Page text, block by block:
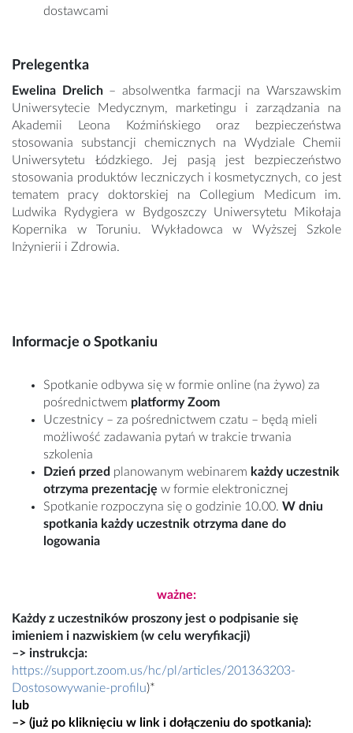
dostawcami
Prelegentka
Ewelina Drelich – absolwentka farmacji na Warszawskim
Uniwersytecie Medycznym, marketingu i zarządzania na
Akademii Leona Koźmińskiego oraz bezpieczeństwa
stosowania substancji chemicznych na Wydziale Chemii
Uniwersytetu Łódzkiego. Jej pasją jest bezpieczeństwo
stosowania produktów leczniczych i kosmetycznych, co jest
tematem pracy doktorskiej na Collegium Medicum im.
Ludwika Rydygiera w Bydgoszczy Uniwersytetu Mikołaja
Kopernika w Toruniu. Wykładowca w Wyższej Szkole
Inżynierii i Zdrowia.
Informacje o Spotkaniu
Spotkanie odbywa się w formie online (na żywo) za
pośrednictwem platformy Zoom
Uczestnicy – za pośrednictwem czatu – będą mieli
możliwość zadawania pytań w trakcie trwania
szkolenia
Dzień przed planowanym webinarem każdy uczestnik
otrzyma prezentację w formie elektronicznej
Spotkanie rozpoczyna się o godzinie 10.00. W dniu
spotkania każdy uczestnik otrzyma dane do
logowania
ważne:
Każdy z uczestników proszony jest o podpisanie się
imieniem i nazwiskiem (w celu weryfikacji)
–> instrukcja:
https://support.zoom.us/hc/pl/articles/201363203-
Dostosowywanie-profilu)*
lub
–> (już po kliknięciu w link i dołączeniu do spotkania):